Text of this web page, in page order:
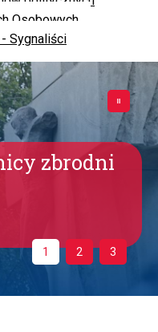
Osobowych
Sygnaliści
zbrodni
1 2 3